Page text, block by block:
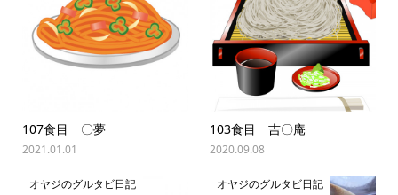
107食目 〇夢
2021.01.01
103食目 吉〇庵
2020.09.08
オヤジのグルタビ日記 オヤジのグルタビ日記